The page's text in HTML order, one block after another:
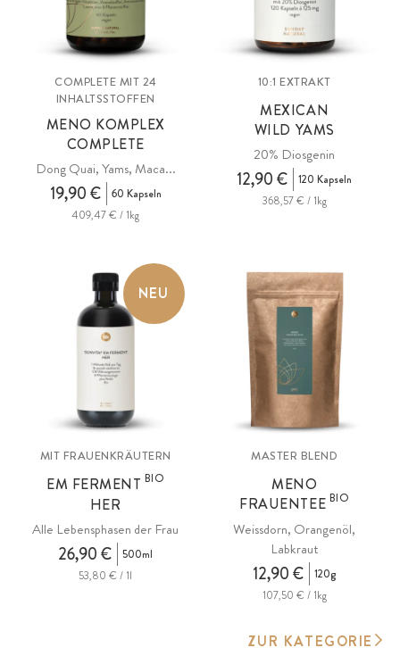
COMPLETE MIT 24
INHALTSSTOFFEN
MENO KOMPLEX
COMPLETE
Dong Quai, Yams, Maca...
19,90 €
60 Kapseln
409,47 € / 1kg
10:1 EXTRAKT
MEXICAN
WILD YAMS
20% Diosgenin
12,90 €
120 Kapseln
368,57 € / 1kg
NEU
MIT FRAUENKRÄUTERN
EM FERMENTBIO
HER
Alle Lebensphasen der Frau
26,90 €
500ml
53,80 € / 1l
MASTER BLEND
MENO
FRAUENTEEBIO
Weissdorn, Orangenöl,
Labkraut
12,90 €
120g
107,50 € / 1kg
ZUR KATEGORIE